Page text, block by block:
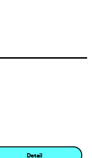
Detail